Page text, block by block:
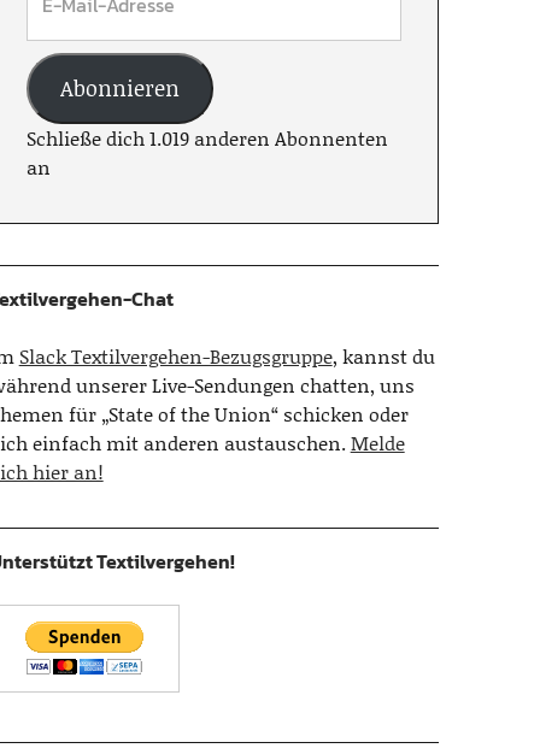
Abonnieren
Schließe dich 1.019 anderen Abonnenten
an
Chat
Slack Textilvergehen-Bezugsgruppe, kannst du
unserer Live-Sendungen chatten, uns
für „State of the Union“ schicken oder
einfach mit anderen austauschen.Melde
hier an!
Textilvergehen!